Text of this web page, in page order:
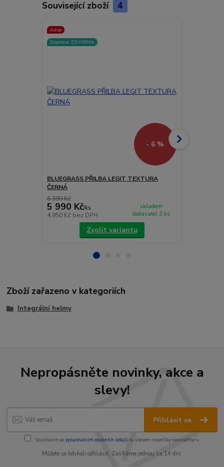
Související zboží 4
Akce
Doprava ZDARMA
- 6 %
BLUEGRASS PŘILBA LEGIT TEXTURA
ČERNÁ
6 390 Kč
5 990 Kč/ks
4 950 Kč bez DPH
skladem
dodavatel 3 ks
Zvolit variantu
Zboží zařazeno v kategoriích
Integrální helmy
Nepropásněte novinky, akce a
slevy!
Přihlásit se
Souhlasím se zpracováním osobních údajůza účelem rozesílky newsletteru.
Můžete se kdykoli odhlásit. Zasíláme jednou za 14 dní.